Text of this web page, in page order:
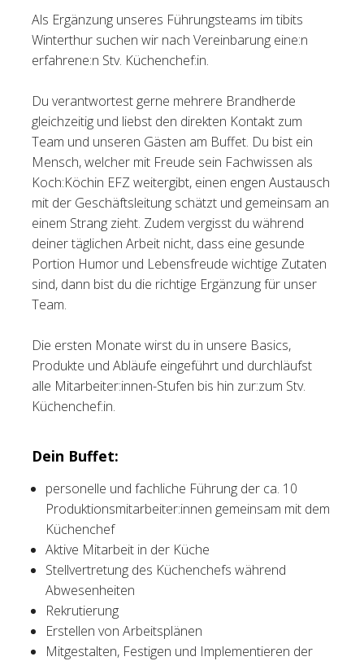
Tischreservation
Login
Schweiz (DE)
Als Ergänzung unseres Führungsteams im tibits
Winterthur suchen wir nach Vereinbarung eine:n
erfahrene:n Stv. Küchenchef:in.
Du verantwortest gerne mehrere Brandherde
gleichzeitig und liebst den direkten Kontakt zum
Team und unseren Gästen am Buffet. Du bist ein
Mensch, welcher mit Freude sein Fachwissen als
Koch:Köchin EFZ weitergibt, einen engen Austausch
mit der Geschäftsleitung schätzt und gemeinsam an
einem Strang zieht. Zudem vergisst du während
deiner täglichen Arbeit nicht, dass eine gesunde
Portion Humor und Lebensfreude wichtige Zutaten
sind, dann bist du die richtige Ergänzung für unser
Team.
Die ersten Monate wirst du in unsere Basics,
Produkte und Abläufe eingeführt und durchläufst
alle Mitarbeiter:innen-Stufen bis hin zur:zum Stv.
Küchenchef:in.
Dein Buffet:
personelle und fachliche Führung der ca. 10
Produktionsmitarbeiter:innen gemeinsam mit dem
Küchenchef
Aktive Mitarbeit in der Küche
Stellvertretung des Küchenchefs während
Abwesenheiten
Rekrutierung
Erstellen von Arbeitsplänen
Mitgestalten, Festigen und Implementieren der